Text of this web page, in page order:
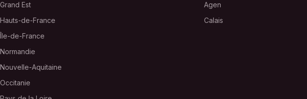
Grand Est
Hauts-de-France
Île-de-France
Normandie
Nouvelle-Aquitaine
Occitanie
Agen
Calais